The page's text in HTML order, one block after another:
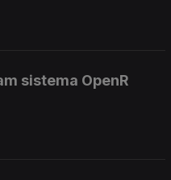
sistema OpenR